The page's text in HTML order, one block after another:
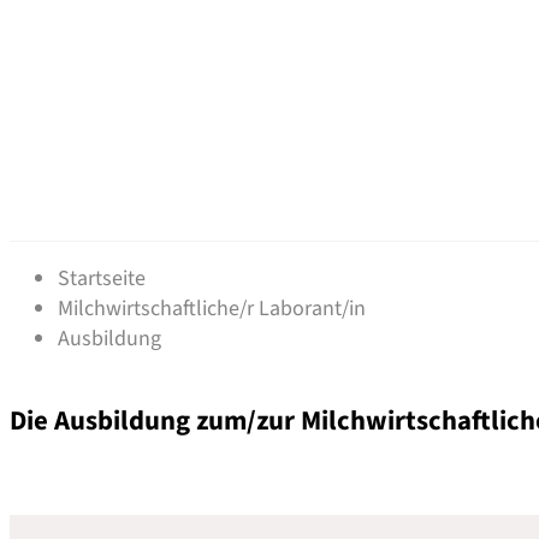
Ausbildung -
Startseite
Milchwirtschaftliche/r Laborant/in
Ausbildung
Die Ausbildung zum/zur